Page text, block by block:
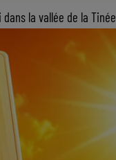
la vallée de la Tinée